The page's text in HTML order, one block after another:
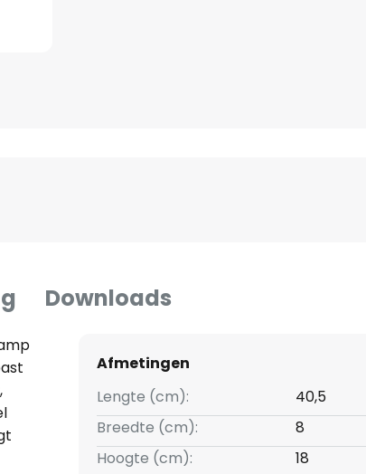
Downloads
Afmetingen
Lengte (cm):
40,5
Breedte (cm):
8
Hoogte (cm):
18